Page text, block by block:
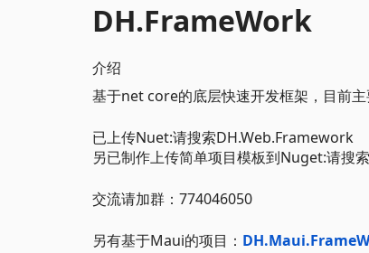
DH.FrameWork
介绍
基于net core的底层快速开发框架，目前
已上传Nuet:请搜索DH.Web.Framework
另已制作上传简单项目模板到Nuget:请搜
交流请加群：774046050
另有基于Maui的项目：